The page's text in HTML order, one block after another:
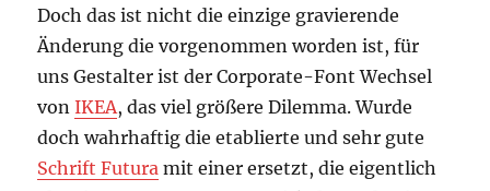
Doch das ist nicht die einzige gravierende
Änderung die vorgenommen worden ist, für
uns Gestalter ist der Corporate-Font Wechsel
vonIKEA, das viel größere Dilemma. Wurde
doch wahrhaftig die etablierte und sehr gute
Schrift Futura mit einer ersetzt, die eigentlich